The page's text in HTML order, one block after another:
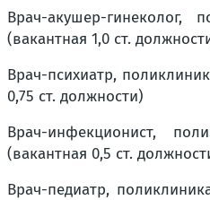
Врач-акушер-гинеколог,
(вакантная 1,0 ст.
Врач-психиатр,
0,75 ст. должности)
Врач-инфекционист,
(вакантная 0,5 ст.
Врач-педиатр,